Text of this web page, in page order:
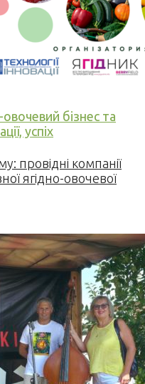
бізнес та
успіх
провідні компанії
ягідно-овочевої